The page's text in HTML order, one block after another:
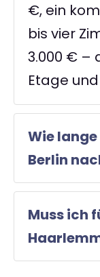
€, ein
bis vier
3.000 € –
Etage
Wie
Berlin
Muss ich